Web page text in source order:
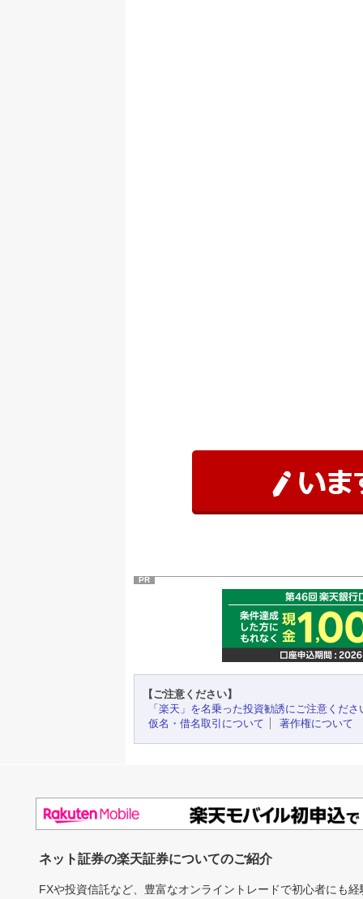
PR
【ご注意ください】
「楽天」を名乗った投資勧誘にご注意くださ
仮名・借名取引について
著作権について
ネット証券の楽天証券についてのご紹介
FXや投資信託など、豊富なオンライントレードで初心者にも